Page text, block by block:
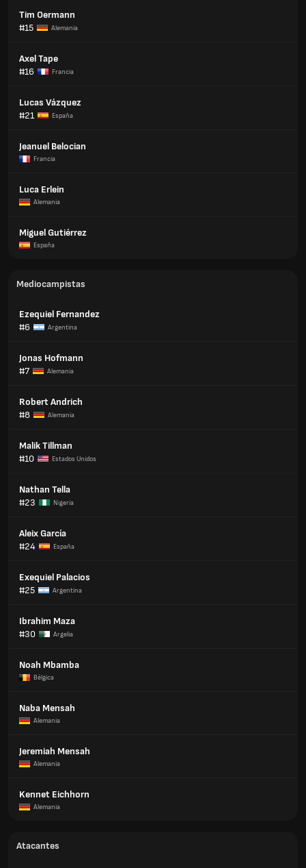
Tim Oermann
#15
Alemania
Axel Tape
#16
Francia
Lucas Vázquez
#21
España
Jeanuel Belocian
Francia
Luca Erlein
Alemania
Miguel Gutiérrez
España
Mediocampistas
Ezequiel Fernandez
#6
Argentina
Jonas Hofmann
#7
Alemania
Robert Andrich
#8
Alemania
Malik Tillman
#10
Estados Unidos
Nathan Tella
#23
Nigeria
Aleix García
#24
España
Exequiel Palacios
#25
Argentina
Ibrahim Maza
#30
Argelia
Noah Mbamba
Bélgica
Naba Mensah
Alemania
Jeremiah Mensah
Alemania
Kennet Eichhorn
Alemania
Atacantes